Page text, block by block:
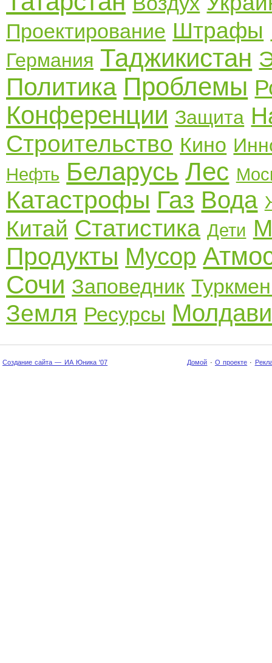
Проектирование Штрафы
Германия Таджикистан
Политика Проблемы
Конференции Защита
Строительство Кино
Нефть Беларусь Лес
Катастрофы Газ Вода
Китай Статистика Дети
Продукты Мусор
Сочи Заповедник
Земля Ресурсы
Создание сайта — ИА Юника '07 Домой · О проекте ·